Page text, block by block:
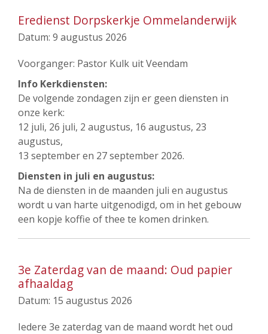
Eredienst Dorpskerkje Ommelanderwijk
Datum: 9 augustus 2026
Voorganger: Pastor Kulk uit Veendam
Info Kerkdiensten:
De volgende zondagen zijn er geen diensten in
onze kerk:
12 juli, 26 juli, 2 augustus, 16 augustus, 23
augustus,
13 september en 27 september 2026.
Diensten in juli en augustus:
Na de diensten in de maanden juli en augustus
wordt u van harte uitgenodigd, om in het gebouw
een kopje koffie of thee te komen drinken.
3e Zaterdag van de maand: Oud papier
afhaaldag
Datum: 15 augustus 2026
Iedere 3e zaterdag van de maand wordt het oud